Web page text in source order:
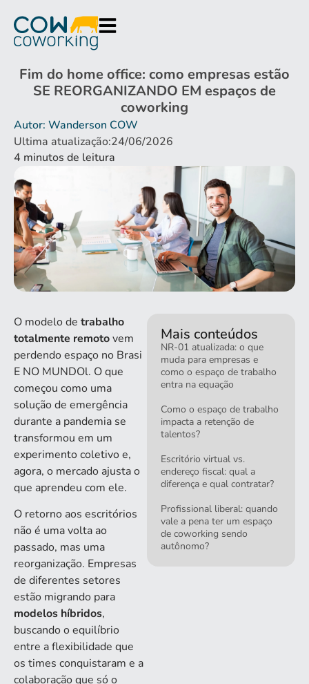
Fim do home office: como empresas estão
SE REORGANIZANDO EM espaços de
coworking
Autor: Wanderson COW
Ultima atualização:24/06/2026
4 minutos de leitura
O modelo de trabalho
totalmente remotovem
perdendo espaço no Brasi
E NO MUNDOl. O que
começou como uma
solução de emergência
durante a pandemia se
transformou em um
experimento coletivo e,
agora, o mercado ajusta o
que aprendeu com ele.
O retorno aos escritórios
não é uma volta ao
passado, mas uma
reorganização. Empresas
de diferentes setores
estão migrando para
modelos híbridos,
buscando o equilíbrio
entre a flexibilidade que
os times conquistaram e a
colaboração que só o
Mais conteúdos
NR-01 atualizada: o que
muda para empresas e
como o espaço de trabalho
entra na equação
Como o espaço de trabalho
impacta a retenção de
talentos?
Escritório virtual vs.
endereço fiscal: qual a
diferença e qual contratar?
Profissional liberal: quando
vale a pena ter um espaço
de coworking sendo
autônomo?